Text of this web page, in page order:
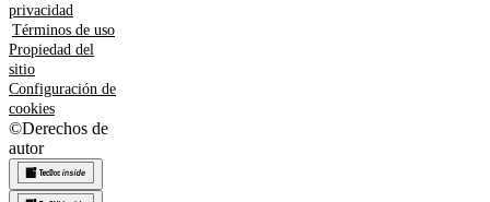
privacidad
Términos de uso
Propiedad del
sitio
Configuración de
cookies
©Derechos de
autor